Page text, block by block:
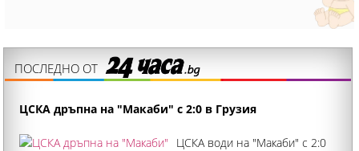
ПОСЛЕДНО ОТ
ЦСКА дръпна на "Макаби" с 2:0 в Грузия
ЦСКА води на "Макаби" с 2:0